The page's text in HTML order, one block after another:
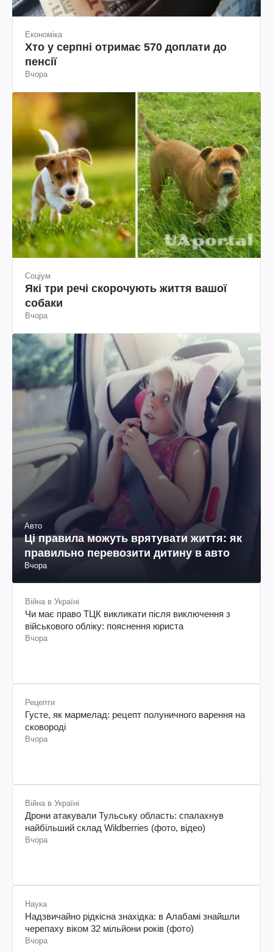
Економіка
Хто у серпні отримає 570 доплати до
пенсії
Вчора
Соціум
Які три речі скорочують життя вашої
собаки
Вчора
Авто
Ці правила можуть врятувати життя: як
правильно перевозити дитину в авто
Вчора
Війна в Україні
Чи має право ТЦК викликати після виключення з
військового обліку: пояснення юриста
Вчора
Рецепти
Густе, як мармелад: рецепт полуничного варення на
сковороді
Вчора
Війна в Україні
Дрони атакували Тульську область: спалахнув
найбільший склад Wildberries (фото, відео)
Вчора
Наука
Надзвичайно рідкісна знахідка: в Алабамі знайшли
черепаху віком 32 мільйони років (фото)
Вчора